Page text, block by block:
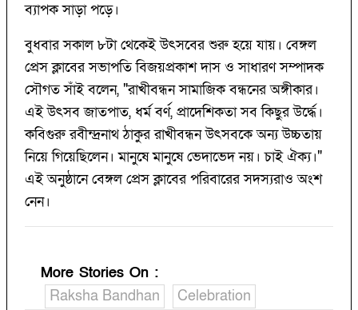
ব্যাপক সাড়া পড়ে।
বুধবার সকাল ৮টা থেকেই উৎসবের শুরু হয়ে যায়। বেঙ্গল
প্রেস ক্লাবের সভাপতি বিজয়প্রকাশ দাস ও সাধারণ সম্পাদক
সৌগত সাঁই বলেন, "রাখীবন্ধন সামাজিক বন্ধনের অঙ্গীকার।
এই উৎসব জাতপাত, ধর্ম বর্ণ, প্রাদেশিকতা সব কিছুর উর্দ্ধে।
কবিগুরু রবীন্দ্রনাথ ঠাকুর রাখীবন্ধন উৎসবকে অন্য উচ্চতায়
নিয়ে গিয়েছিলেন। মানুষে মানুষে ভেদাভেদ নয়। চাই ঐক্য।"
এই অনুষ্ঠানে বেঙ্গল প্রেস ক্লাবের পরিবারের সদস্যরাও অংশ
নেন।
More Stories On :
Raksha Bandhan
Celebration